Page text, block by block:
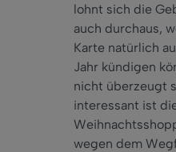
lohnt sich die
auch durchaus,
Karte natürlich
Jahr kündigen
nicht überzeugt
interessant ist
wegen dem